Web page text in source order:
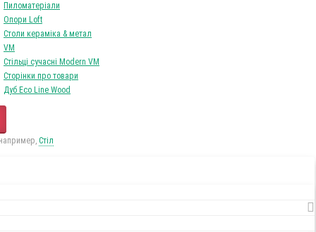
Пиломатеріали
Опори Loft
Столи кераміка & метал
VM
Стільці сучасні Modern VM
Сторінки про товари
Дуб Eco Line Wood
Стіл